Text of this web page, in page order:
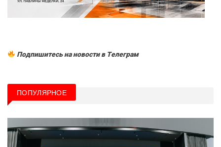
Подпишитесь на новости в Tелеграм
ПОПУЛЯРНОЕ